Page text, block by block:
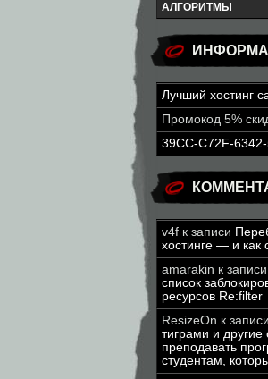
АЛГОРИТМЫ
Лучший хостинг
Промокод 5%
39CC-C72F-
v4f к записи
хостинге — и как
amarakin к записи
список
ресурсов Re:filter
ResizeOn к записи
тиграми и другие
преподавать
студентам,